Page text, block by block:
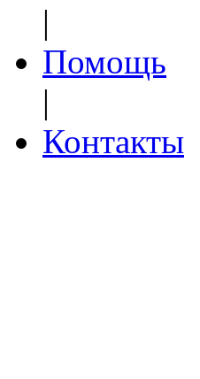
|
Помощь
|
Контакты